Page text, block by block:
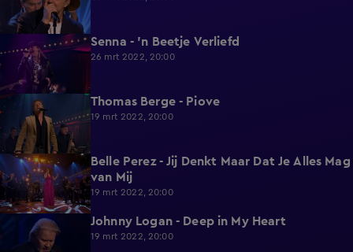
Senna - 'n Beetje Verliefd
26 mrt 2022, 20:00
2:37 Thomas Berge - Piove
19 mrt 2022, 20:00
3:03
Belle Perez - Jij Denkt Maar Dat Je Alles Mag
van Mij
19 mrt 2022, 20:00
Johnny Logan - Deep in My Heart
19 mrt 2022, 20:00